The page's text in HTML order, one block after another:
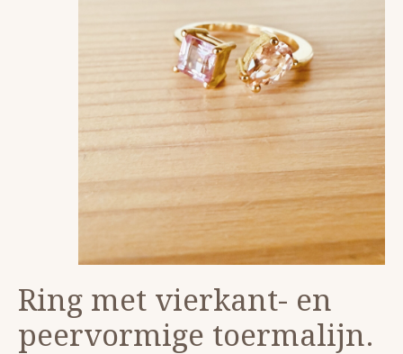
Ring met vierkant- en
peervormige toermalijn.